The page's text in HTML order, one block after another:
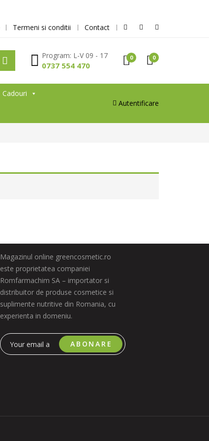
Termeni si conditii Contact
Program: L-V 09 - 17
0737 554 470
0 0
Cadouri
Autentificare
Magazinul online greencosmetic.ro
este proprietatea companiei
Romfarmachim SA – importator si
distribuitor de produse cosmetice si
suplimente nutritive din Romania, cu
experienta in domeniu.
ABONARE